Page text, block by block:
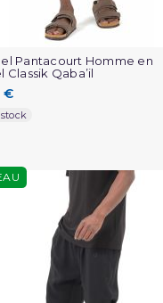
Pantacourt Homme en
Classik Qaba’il
€